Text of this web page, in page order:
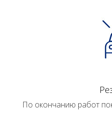
По окончанию работ